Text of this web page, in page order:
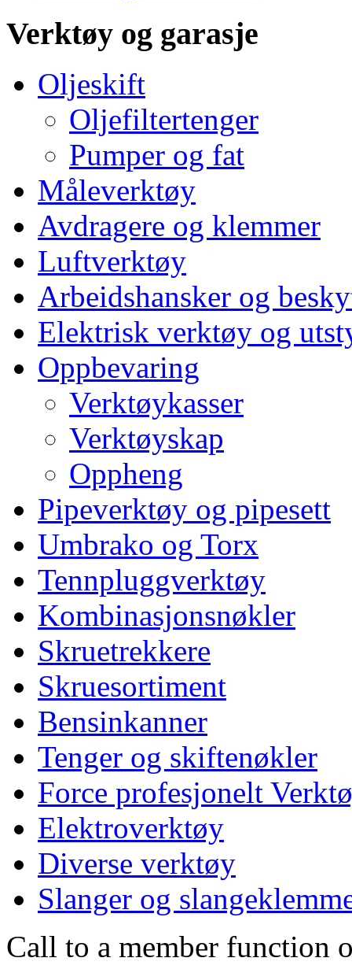
Verktøy og garasje
Oljeskift
Oljefiltertenger
Pumper og fat
Måleverktøy
Avdragere og klemmer
Luftverktøy
Arbeidshansker og
Elektrisk verktøy og
Oppbevaring
Verktøykasser
Verktøyskap
Oppheng
Pipeverktøy og pipesett
Umbrako og Torx
Tennpluggverktøy
Kombinasjonsnøkler
Skruetrekkere
Skruesortiment
Bensinkanner
Tenger og skiftenøkler
Force profesjonelt
Elektroverktøy
Diverse verktøy
Slanger og
Call to a member function